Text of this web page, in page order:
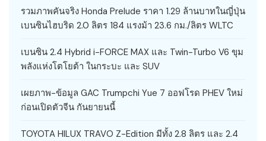
รวมภาพคันจริง Honda Prelude ราคา 1.29 ล้านบาทในญี่ปุ่น
เบนซินไฮบริด 2.0 ลิตร 184 แรงม้า 23.6 กม./ลิตร WLTC
เบนซิน 2.4 Hybrid i-FORCE MAX และ Twin-Turbo V6 ขุม
พลังแห่งโตโยต้า ในกระบะ และ SUV
เผยภาพ-ข้อมูล GAC Trumpchi Yue 7 ออฟโรด PHEV ใหม่
ก่อนเปิดตัวจีน กันยายนนี้
TOYOTA HILUX TRAVO Z-Edition มีทั้ง 2.8 ลิตร และ 2.4